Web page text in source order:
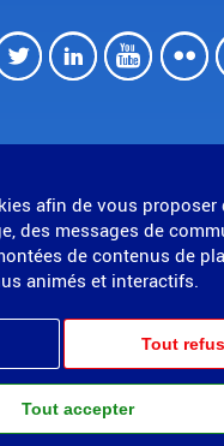
afin de vous proposer
des messages de
de contenus de
animés et interactifs.
Tout
Tout accepter
LinkedIn
douanes et droits indirects
Données personnelles
Accessibilité : partiellement